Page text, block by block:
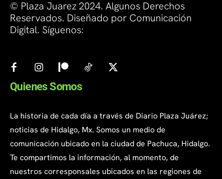
© Plaza Juarez 2024. Algunos Derechos
Reservados. Diseñado por Comunicación
Digital. Síguenos:
Quienes Somos
La historia de cada día a través de Diario Plaza Juárez;
noticias de Hidalgo, Mx. Somos un medio de
comunicación ubicado en la ciudad de Pachuca, Hidalgo.
Te compartimos la información, al momento, de
nuestros corresponsales ubicados en las regiones de